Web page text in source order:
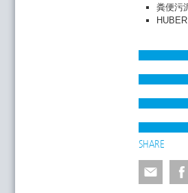
粪便污
SHARE